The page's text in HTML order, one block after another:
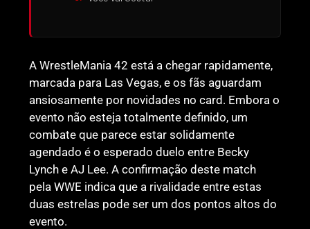
A WrestleMania 42 está a chegar rapidamente,
marcada para Las Vegas, e os fãs aguardam
ansiosamente por novidades no card. Embora o
evento não esteja totalmente definido, um
combate que parece estar solidamente
agendado é o esperado duelo entre Becky
Lynch e AJ Lee. A confirmação deste match
pela WWE indica que a rivalidade entre estas
duas estrelas pode ser um dos pontos altos do
evento.